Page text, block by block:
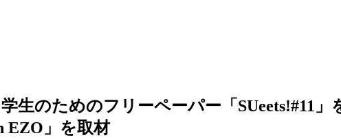
生のためのフリーペーパー「SUeets!#11
EZO」を取材